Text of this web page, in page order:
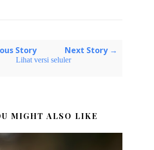
Story Next Story →
Lihat versi seluler
MIGHT ALSO LIKE